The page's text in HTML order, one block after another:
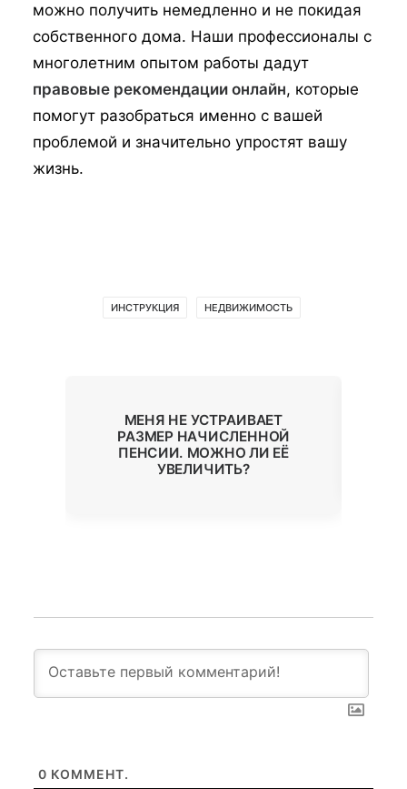
можно получить немедленно и не покидая
собственного дома. Наши профессионалы с
многолетним опытом работы дадут
правовые рекомендации онлайн, которые
помогут разобраться именно с вашей
проблемой и значительно упростят вашу
жизнь.
ИНСТРУКЦИЯ НЕДВИЖИМОСТЬ
МЕНЯ НЕ УСТРАИВАЕТ
РАЗМЕР НАЧИСЛЕННОЙ
ПЕНСИИ. МОЖНО ЛИ ЕЁ
УВЕЛИЧИТЬ?
0 КОММЕНТ.